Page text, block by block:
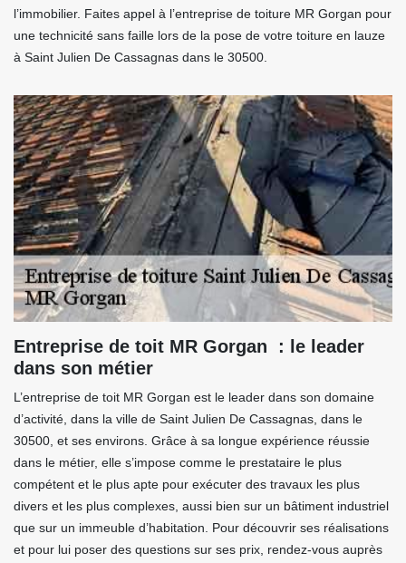
l’immobilier. Faites appel à l’entreprise de toiture MR Gorgan pour
une technicité sans faille lors de la pose de votre toiture en lauze
à Saint Julien De Cassagnas dans le 30500.
Entreprise de toit MR Gorgan : le leader
dans son métier
L’entreprise de toit MR Gorgan est le leader dans son domaine
d’activité, dans la ville de Saint Julien De Cassagnas, dans le
30500, et ses environs. Grâce à sa longue expérience réussie
dans le métier, elle s’impose comme le prestataire le plus
compétent et le plus apte pour exécuter des travaux les plus
divers et les plus complexes, aussi bien sur un bâtiment industriel
que sur un immeuble d’habitation. Pour découvrir ses réalisations
et pour lui poser des questions sur ses prix, rendez-vous auprès